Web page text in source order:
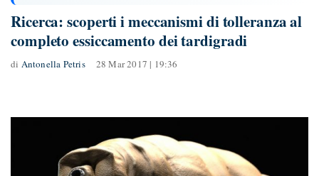
Ricerca: scoperti i meccanismi di tolleranza al
completo essiccamento dei tardigradi
di Antonella Petris 28 Mar 2017 | 19:36